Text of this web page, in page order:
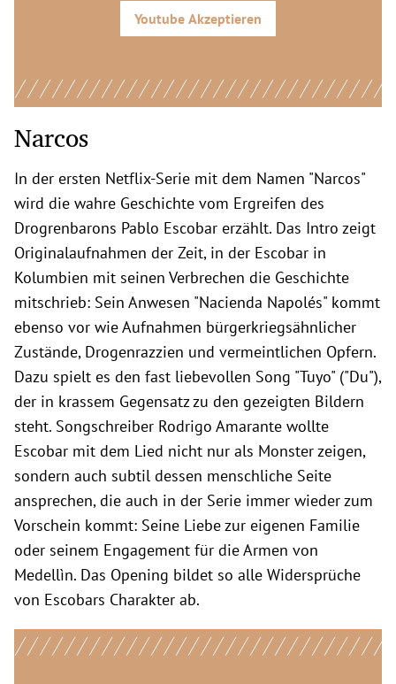
Youtube Akzeptieren
Narcos
In der ersten Netflix-Serie mit dem Namen "Narcos"
wird die wahre Geschichte vom Ergreifen des
Drogrenbarons Pablo Escobar erzählt. Das Intro zeigt
Originalaufnahmen der Zeit, in der Escobar in
Kolumbien mit seinen Verbrechen die Geschichte
mitschrieb: Sein Anwesen "Nacienda Napolés" kommt
ebenso vor wie Aufnahmen bürgerkriegsähnlicher
Zustände, Drogenrazzien und vermeintlichen Opfern.
Dazu spielt es den fast liebevollen Song "Tuyo" ("Du"),
der in krassem Gegensatz zu den gezeigten Bildern
steht. Songschreiber Rodrigo Amarante wollte
Escobar mit dem Lied nicht nur als Monster zeigen,
sondern auch subtil dessen menschliche Seite
ansprechen, die auch in der Serie immer wieder zum
Vorschein kommt: Seine Liebe zur eigenen Familie
oder seinem Engagement für die Armen von
Medellìn. Das Opening bildet so alle Widersprüche
von Escobars Charakter ab.